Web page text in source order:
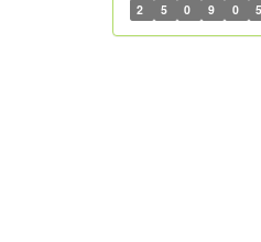
2 5 0 9 0 5